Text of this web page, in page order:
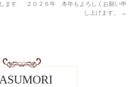
ます
２０２６年 本年もよろしくお願い申
し上げます。
→